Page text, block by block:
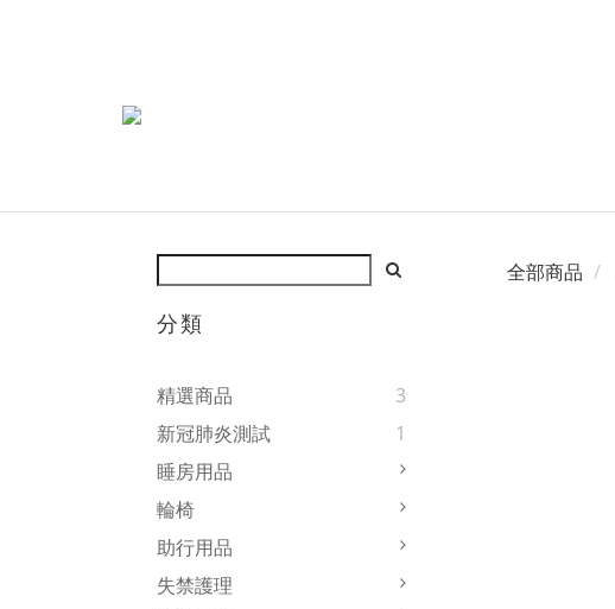
分類
精選商品
3
新冠肺炎測試
1
睡房用品
輪椅
助行用品
失禁護理
全部商品